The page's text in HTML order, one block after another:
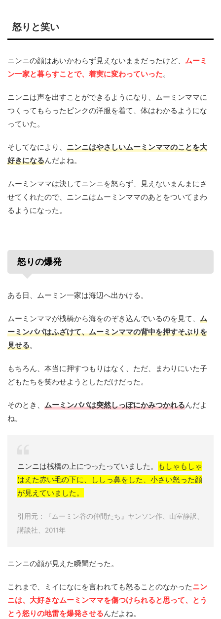
怒りと笑い
ニンニの顔はあいかわらず見えないままだったけど、 ムーミ
ン一家と暮らすことで、着実に変わっていった。
ニンニは声を出すことができるようになり、ムーミンママに
つくってもらったピンクの洋服を着て、体はわかるようにな
っていた。
そしてなにより、 ニンニはやさしいムーミンママのことを大
好きになるんだよね。
ムーミンママは決してニンニを怒らず、見えないまんまにさ
せてくれたので、ニンニはムーミンママのあとをついてまわ
るようになった。
怒りの爆発
ある日、ムーミン一家は海辺へ出かける。
ムーミンママが桟橋から海をのぞき込んでいるのを見て、 ム
ーミンパパはふざけて、ムーミンママの背中を押すそぶりを
見せる。
もちろん、本当に押すつもりはなく、ただ、まわりにいた子
どもたちを笑わせようとしただけだった。
そのとき、 ムーミンパパは突然しっぽにかみつかれるんだよ
ね。
ニンニは桟橋の上につったっていました。
もしゃもしゃ
はえた赤い毛の下に、ししっ鼻をした、小さい怒った顔
が見えていました。
引用元：『ムーミン谷の仲間たち』ヤンソン作、山室静訳、
講談社、2011年
ニンニの顔が見えた瞬間だった。
これまで、ミイになにを言われても怒ることのなかったニン
ニは、大好きなムーミンママを傷つけられると思って、とう
とう怒りの地雷を爆発させるんだよね。